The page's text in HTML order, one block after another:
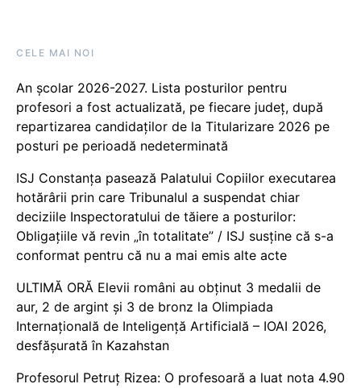
CELE MAI NOI
An școlar 2026-2027. Lista posturilor pentru
profesori a fost actualizată, pe fiecare județ, după
repartizarea candidaților de la Titularizare 2026 pe
posturi pe perioadă nedeterminată
ISJ Constanța pasează Palatului Copiilor executarea
hotărârii prin care Tribunalul a suspendat chiar
deciziile Inspectoratului de tăiere a posturilor:
Obligațiile vă revin „în totalitate” / ISJ susține că s-a
conformat pentru că nu a mai emis alte acte
ULTIMĂ ORĂ Elevii români au obținut 3 medalii de
aur, 2 de argint și 3 de bronz la Olimpiada
Internațională de Inteligență Artificială – IOAI 2026,
desfășurată în Kazahstan
Profesorul Petruț Rizea: O profesoară a luat nota 4.90